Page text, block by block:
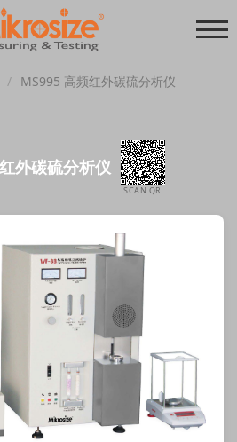
/ MS995 高频红外碳硫分析仪
外碳硫分析仪
SCAN QR